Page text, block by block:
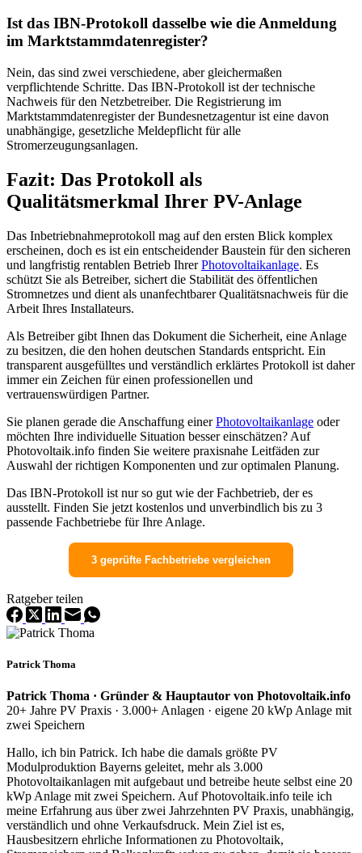
Ist das IBN-Protokoll dasselbe wie die Anmeldung
im Marktstammdatenregister?
Nein, das sind zwei verschiedene, aber gleichermaßen
verpflichtende Schritte. Das IBN-Protokoll ist der technische
Nachweis für den Netzbetreiber. Die Registrierung im
Marktstammdatenregister der Bundesnetzagentur ist eine davon
unabhängige, gesetzliche Meldepflicht für alle
Stromerzeugungsanlagen.
Fazit: Das Protokoll als
Qualitätsmerkmal Ihrer PV-Anlage
Das Inbetriebnahmeprotokoll mag auf den ersten Blick komplex
erscheinen, doch es ist ein entscheidender Baustein für den sicheren
und langfristig rentablen Betrieb IhrerPhotovoltaikanlage. Es
schützt Sie als Betreiber, sichert die Stabilität des öffentlichen
Stromnetzes und dient als unanfechtbarer Qualitätsnachweis für die
Arbeit Ihres Installateurs.
Als Betreiber gibt Ihnen das Dokument die Sicherheit, eine Anlage
zu besitzen, die den hohen deutschen Standards entspricht. Ein
transparent ausgefülltes und verständlich erklärtes Protokoll ist daher
immer ein Zeichen für einen professionellen und
vertrauenswürdigen Partner.
Sie planen gerade die Anschaffung einerPhotovoltaikanlage oder
möchten Ihre individuelle Situation besser einschätzen? Auf
Photovoltaik.info finden Sie weitere praxisnahe Leitfäden zur
Auswahl der richtigen Komponenten und zur optimalen Planung.
Das IBN-Protokoll ist nur so gut wie der Fachbetrieb, der es
ausstellt. Finden Sie jetzt kostenlos und unverbindlich bis zu 3
passende Fachbetriebe für Ihre Anlage.
3 geprüfte Fachbetriebe vergleichen
Ratgeber teilen
Patrick Thoma
Patrick Thoma · Gründer & Hauptautor von Photovoltaik.info
20+ Jahre PV Praxis · 3.000+ Anlagen · eigene 20 kWp Anlage mit
zwei Speichern
Hallo, ich bin Patrick. Ich habe die damals größte PV
Modulproduktion Bayerns geleitet, mehr als 3.000
Photovoltaikanlagen mit aufgebaut und betreibe heute selbst eine 20
kWp Anlage mit zwei Speichern. Auf Photovoltaik.info teile ich
meine Erfahrung aus über zwei Jahrzehnten PV Praxis, unabhängig,
verständlich und ohne Verkaufsdruck. Mein Ziel ist es,
Hausbesitzern ehrliche Informationen zu Photovoltaik,